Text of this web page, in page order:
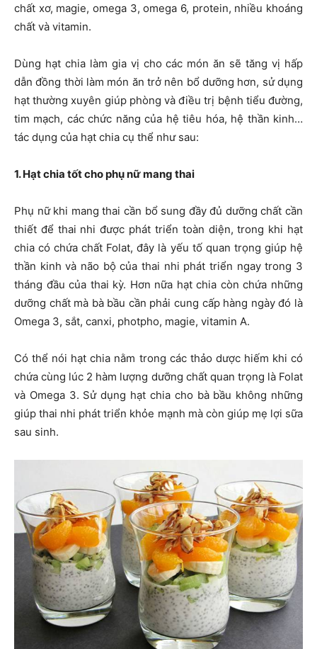
chất xơ, magie, omega 3, omega 6, protein, nhiều khoáng
chất và vitamin.
Dùng hạt chia làm gia vị cho các món ăn sẽ tăng vị hấp
dẫn đồng thời làm món ăn trở nên bổ dưỡng hơn, sử dụng
hạt thường xuyên giúp phòng và điều trị bệnh tiểu đường,
tim mạch, các chức năng của hệ tiêu hóa, hệ thần kinh…
tác dụng của hạt chia cụ thể như sau:
1. Hạt chia tốt cho phụ nữ mang thai
Phụ nữ khi mang thai cần bổ sung đầy đủ dưỡng chất cần
thiết để thai nhi được phát triển toàn diện, trong khi hạt
chia có chứa chất Folat, đây là yếu tố quan trọng giúp hệ
thần kinh và não bộ của thai nhi phát triển ngay trong 3
tháng đầu của thai kỳ. Hơn nữa hạt chia còn chứa những
dưỡng chất mà bà bầu cần phải cung cấp hàng ngày đó là
Omega 3, sắt, canxi, photpho, magie, vitamin A.
Có thể nói hạt chia nằm trong các thảo dược hiếm khi có
chứa cùng lúc 2 hàm lượng dưỡng chất quan trọng là Folat
và Omega 3. Sử dụng hạt chia cho bà bầu không những
giúp thai nhi phát triển khỏe mạnh mà còn giúp mẹ lợi sữa
sau sinh.